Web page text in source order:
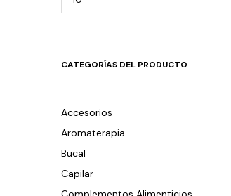
CATEGORÍAS DEL PRODUCTO
Accesorios
Aromaterapia
Bucal
Capilar